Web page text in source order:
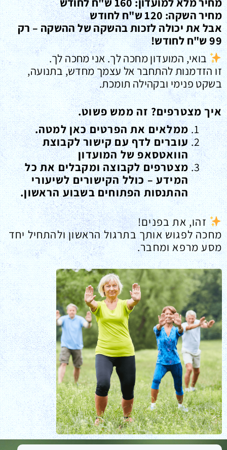
מחיר השקה: 120 ש"ח לחודש
אבל את יכולה לזכות בהשקה של ההשקה – רק
99 ש"ח לחודש!
בואי, המועדון מחכה לך. אני מחכה לך.
זו הזדמנות להתחבר אל עצמך מחדש, בתנועה,
בשקט פנימי ובקהילה תומכת.
איך מצטרפים? זה ממש פשוט.
ממלאים את הפרטים כאן למטה.
עוברים לדף עם קישור לקבוצת
הוואטסאפ של המועדון
מצטרפים לקבוצה ומקבלים את כל
המידע – כולל הקישורים לשיעורי
ההתנסות הפתוחים בשבוע הראשון.
זהו, את בפנים!
מחכה לפגוש אותך בתרגול הראשון ולהתחיל יחד
מסע מרפא ומחבר.